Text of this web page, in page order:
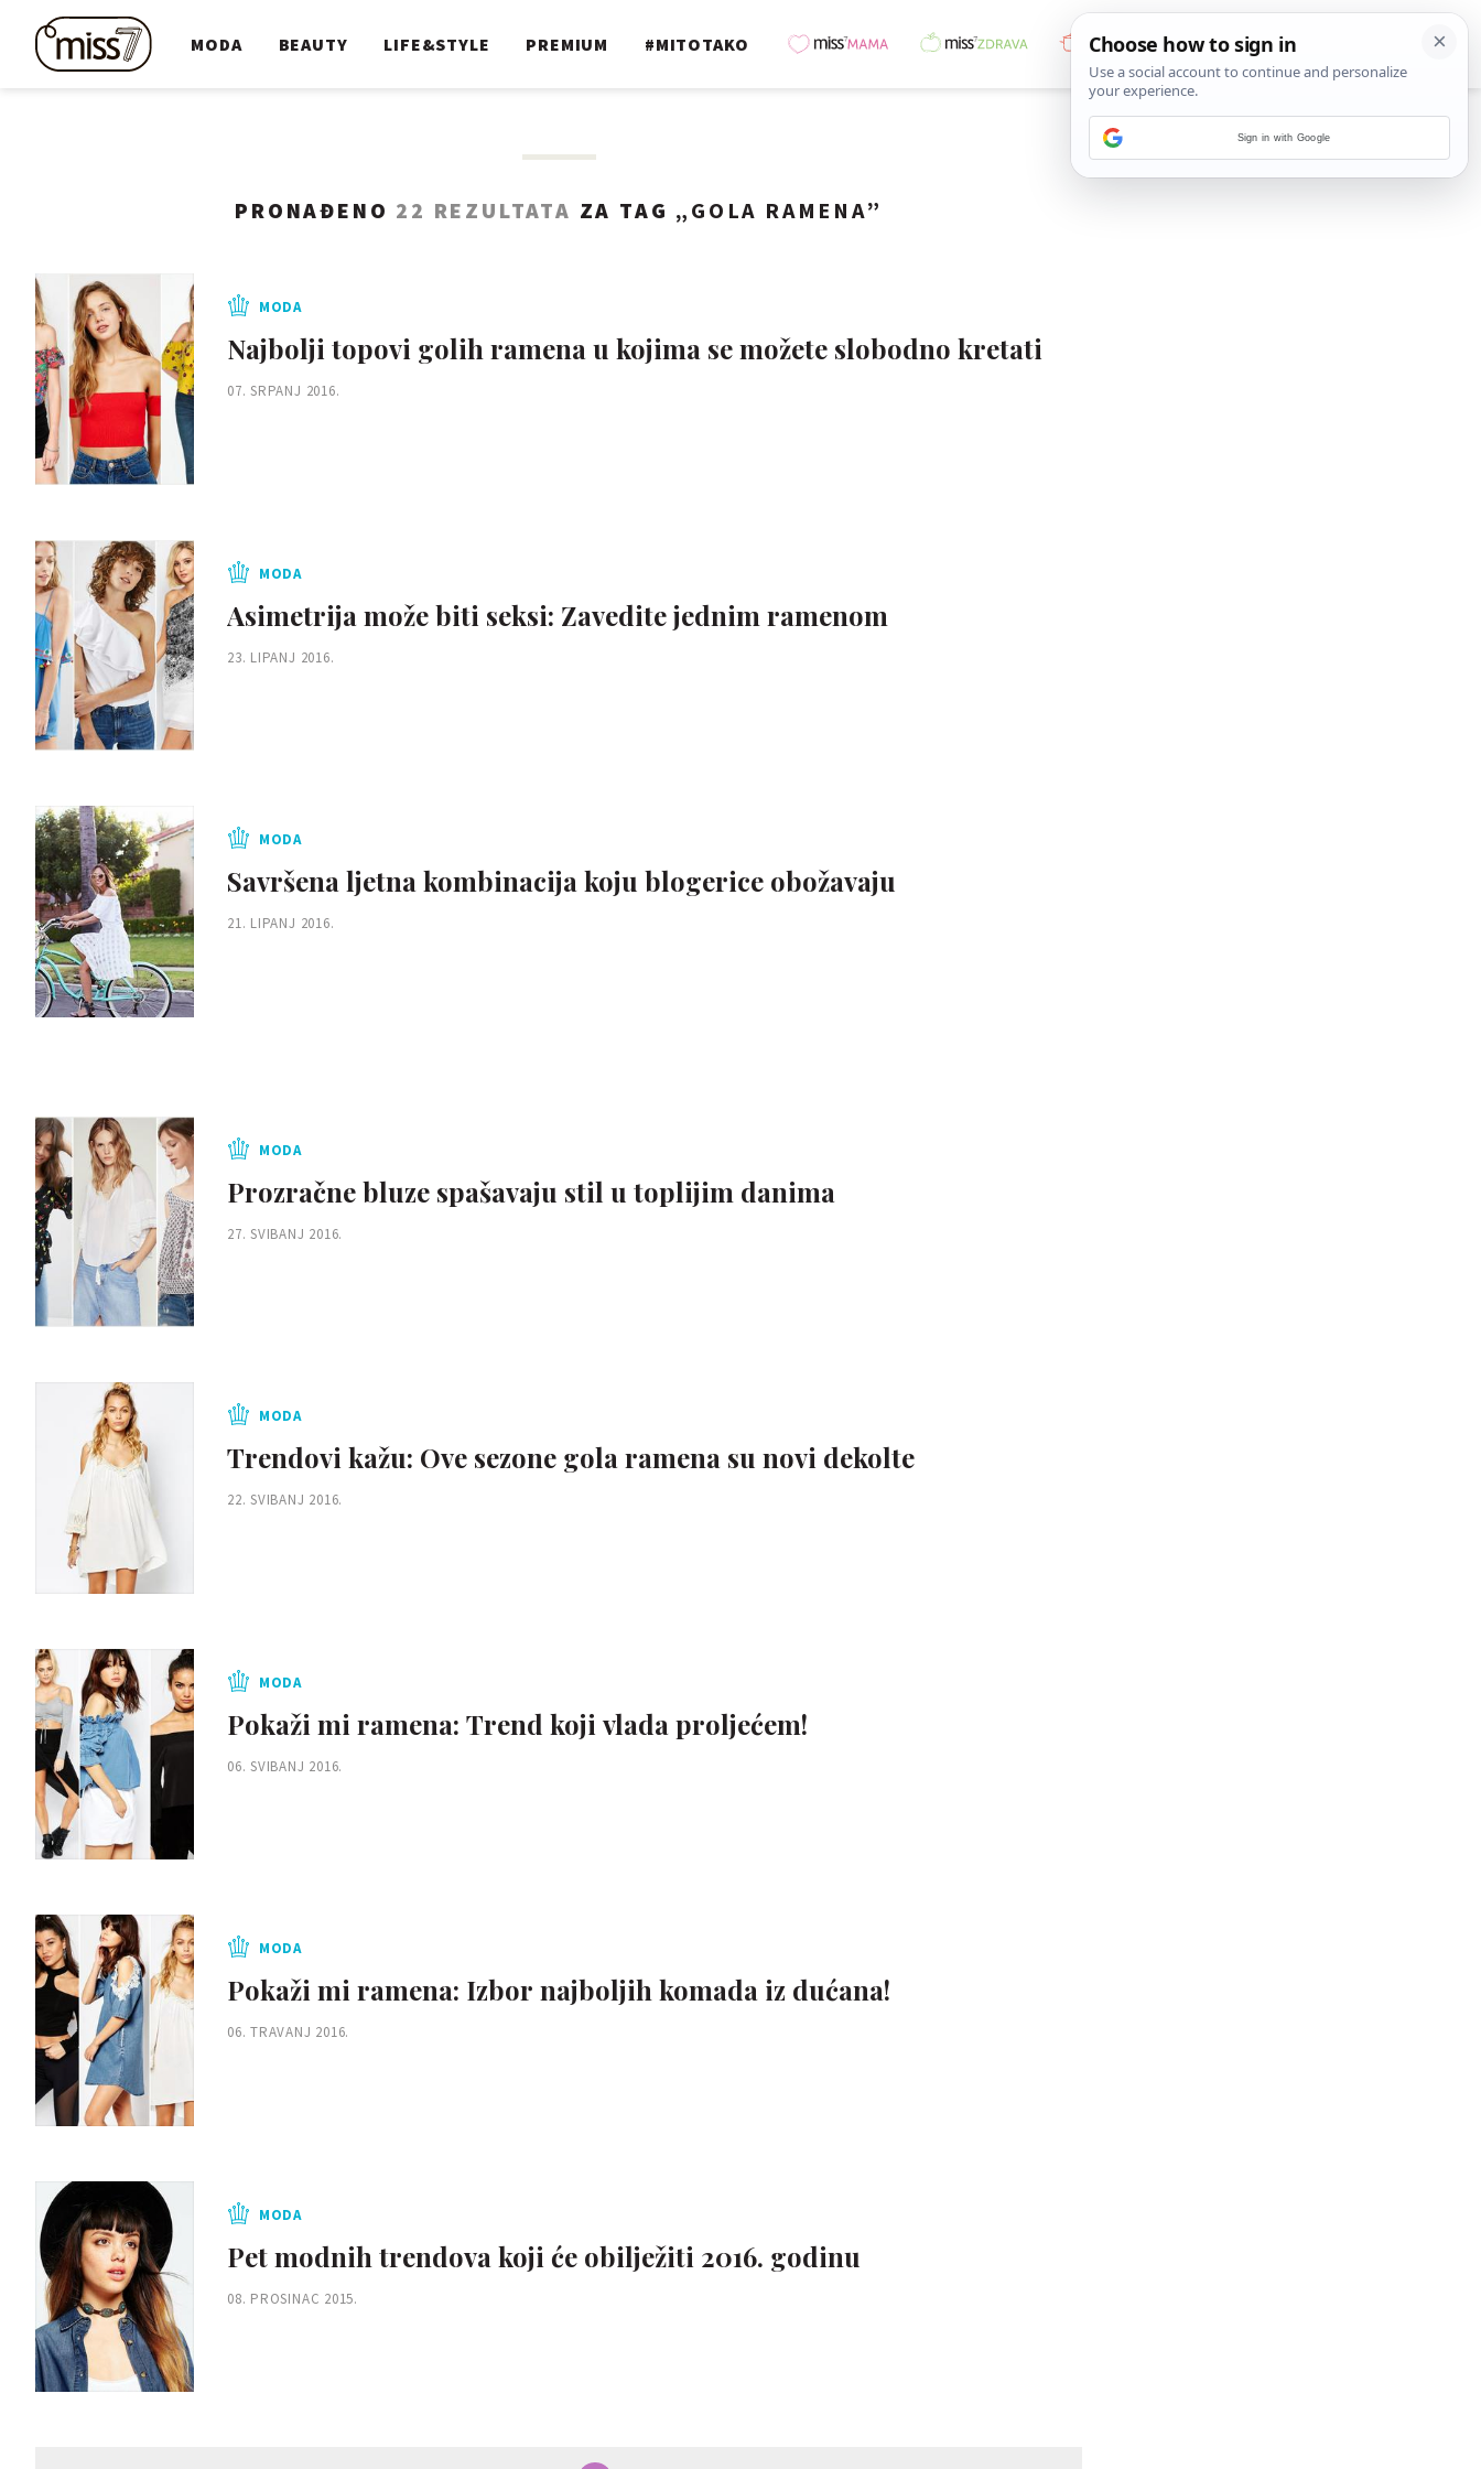
MODA BEAUTY LIFE&STYLE PREMIUM #MITOTAKO
PRONAĐENO 22 REZULTATA ZA TAG „ GOLA RAMENA”
MODA
Najbolji topovi golih ramena u kojima se možete slobodno kretati
07. SRPANJ 2016.
MODA
Asimetrija može biti seksi: Zavedite jednim ramenom
23. LIPANJ 2016.
MODA
Savršena ljetna kombinacija koju blogerice obožavaju
21. LIPANJ 2016.
MODA
Prozračne bluze spašavaju stil u toplijim danima
27. SVIBANJ 2016.
MODA
Trendovi kažu: Ove sezone gola ramena su novi dekolte
22. SVIBANJ 2016.
MODA
Pokaži mi ramena: Trend koji vlada proljećem!
06. SVIBANJ 2016.
MODA
Pokaži mi ramena: Izbor najboljih komada iz dućana!
06. TRAVANJ 2016.
MODA
Pet modnih trendova koji će obilježiti 2016. godinu
08. PROSINAC 2015.
Sign in with Google